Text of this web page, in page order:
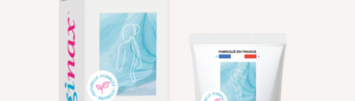
A PROPOS
CONTACT